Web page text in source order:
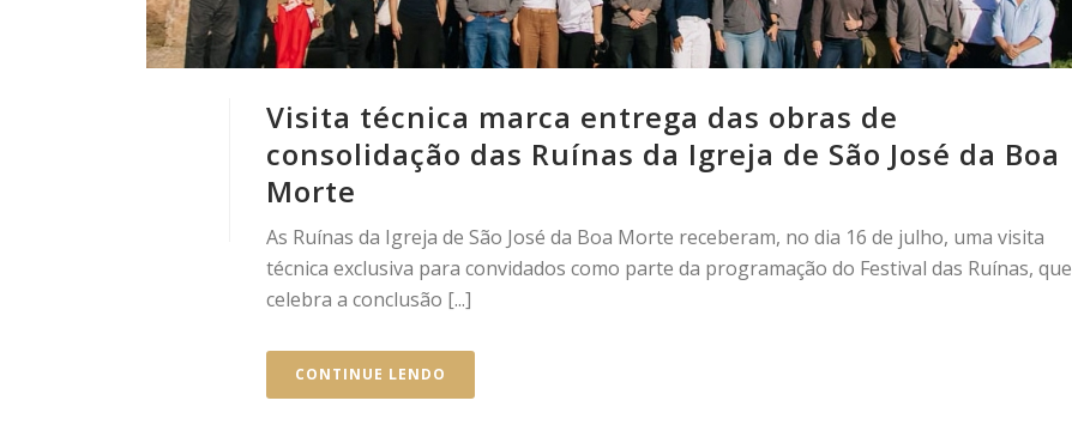
Visita técnica marca entrega das obras de
consolidação das Ruínas da Igreja de São José da Boa
Morte
As Ruínas da Igreja de São José da Boa Morte receberam, no dia 16 de julho, uma visita
técnica exclusiva para convidados como parte da programação do Festival das Ruínas, que
celebra a conclusão [...]
CONTINUE LENDO